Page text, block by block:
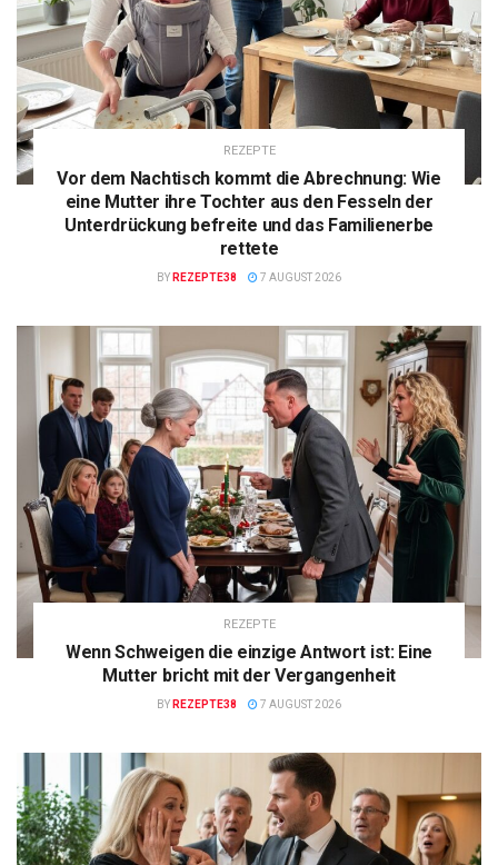
REZEPTE
Vor dem Nachtisch kommt die Abrechnung: Wie
eine Mutter ihre Tochter aus den Fesseln der
Unterdrückung befreite und das Familienerbe
rettete
BY REZEPTE38 7 AUGUST 2026
REZEPTE
Wenn Schweigen die einzige Antwort ist: Eine
Mutter bricht mit der Vergangenheit
BY REZEPTE38 7 AUGUST 2026